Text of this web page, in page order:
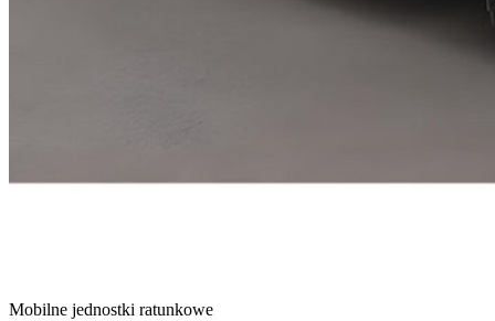
Mobilne jednostki ratunkowe